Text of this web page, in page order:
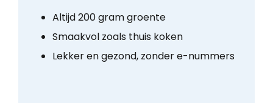
Altijd 200 gram groente
Smaakvol zoals thuis koken
Lekker en gezond, zonder e-nummers